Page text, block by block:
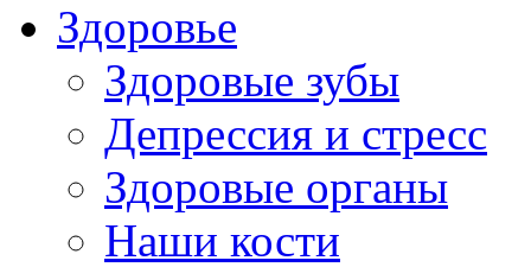
Здоровье
Здоровые зубы
Депрессия и стресс
Здоровые органы
Наши кости